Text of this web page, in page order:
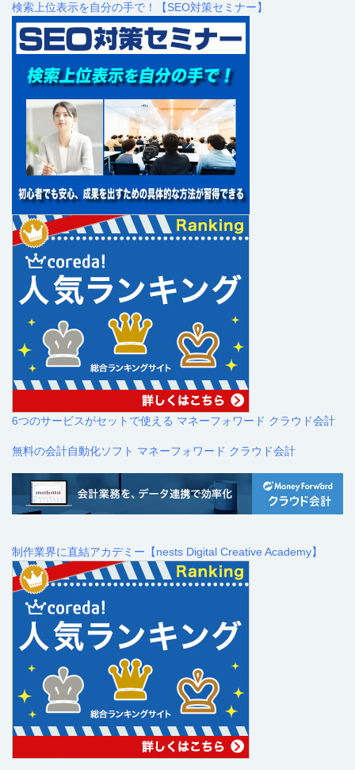
検索上位表示を自分の手で！【SEO対策セミナー】
6つのサービスがセットで使える マネーフォワード クラウド会計
無料の会計自動化ソフト マネーフォワード クラウド会計
制作業界に直結アカデミー【nests Digital Creative Academy】